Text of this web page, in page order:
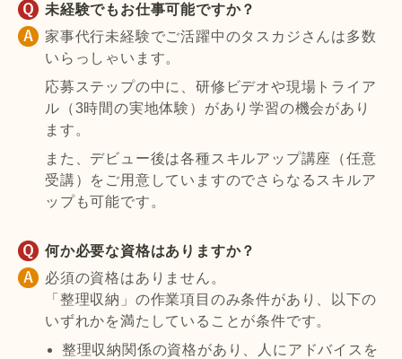
未経験でもお仕事可能ですか？
家事代行未経験でご活躍中のタスカジさんは多数
いらっしゃいます。
応募ステップの中に、研修ビデオや現場トライア
ル（3時間の実地体験）があり学習の機会があり
ます。
また、デビュー後は各種スキルアップ講座（任意
受講）をご用意していますのでさらなるスキルア
ップも可能です。
何か必要な資格はありますか？
必須の資格はありません。
「整理収納」の作業項目のみ条件があり、以下の
いずれかを満たしていることが条件です。
整理収納関係の資格があり、人にアドバイスを